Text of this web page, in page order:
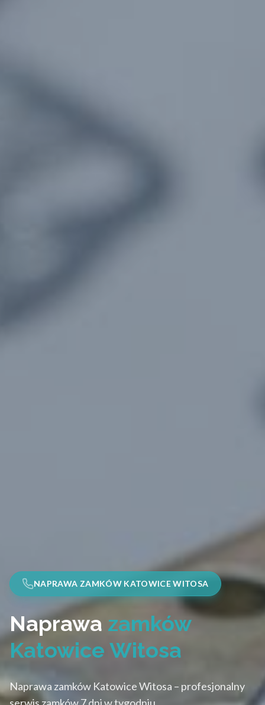
NAPRAWA ZAMKÓW KATOWICE WITOSA
Naprawa zamków
Katowice Witosa
Naprawa zamków Katowice Witosa – profesjonalny